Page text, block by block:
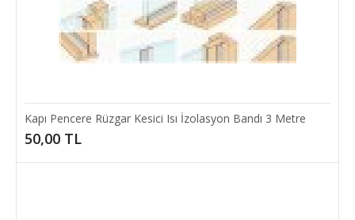
Add to compare
Add to wishlist
Kapı Pencere Rüzgar Kesici Isı İzolasyon Bandı 3 Metre
50,00 TL